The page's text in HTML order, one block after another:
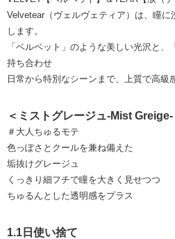
Velvetear（ヴェルヴェティア）は、瞳に
します。
「ベルベット」のような美しい光沢と
持ち合わせ
日常から特別なシーンまで、上質で高級
＜ミストグレージュ-Mist Greige-
＃大人ちゅるモテ
色っぽさとクールを兼ね備えた
垢抜けグレージュ
くっきり細フチで瞳を大きく見せつつ
ちゅるんとした透明感をプラス
1.1日使い捨て